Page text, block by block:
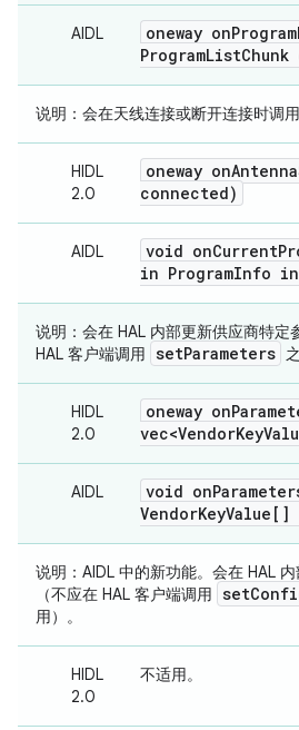
AIDL oneway
ProgramListChunk
说明： 会在天线连接或断开连接时调用
HIDL
2.0
oneway
connected)
AIDL void
in ProgramInfo
说明 ：会在 HAL 内部更新供应商特
HAL 客户端调用 setParameters
HIDL
2.0
oneway
vec<VendorKey
AIDL void
VendorKeyValue[]
说明 ：AIDL 中的新功能。会在 HAL
（不应在 HAL 客户端调用 set
用）。
HIDL
2.0
不适用。